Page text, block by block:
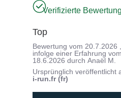
Verifizierte
Top
Bewertung vom 20.7.2026
infolge einer Erfahrung
18.6.2026 durchAnaël M.
Ursprünglich veröffentlicht
i-run.fr (fr)